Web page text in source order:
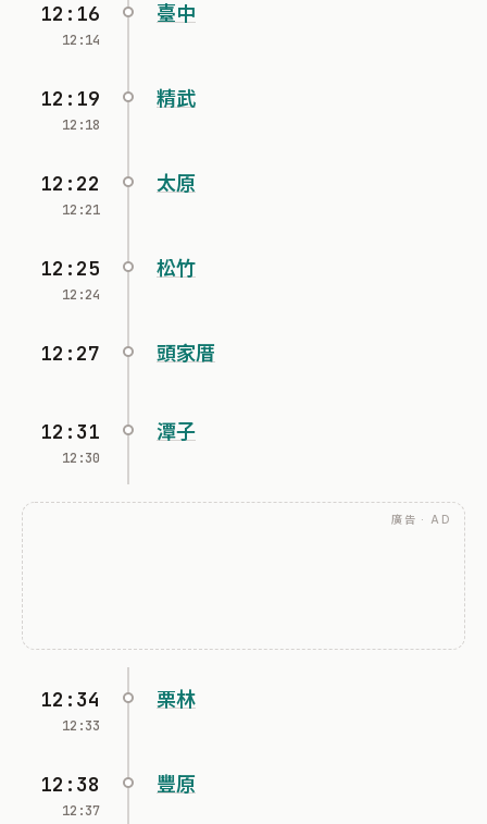
12:16
12:14
臺中
12:19
12:18
精武
12:22
12:21
太原
12:25
12:24
松竹
12:27 頭家厝
12:31
12:30
潭子
廣告 · AD
12:34
12:33
栗林
12:38
12:37
豐原